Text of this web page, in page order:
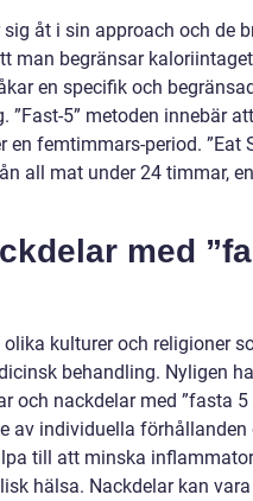
åt i sin approach och de
man begränsar
en specifik och
”Fast-5” metoden innebär
femtimmars-period. ”Eat
all mat under 24 timmar,
med
kulturer och religioner
behandling. Nyligen
och nackdelar med ”fasta 5
av individuella förhållanden
till att minska
hälsa. Nackdelar kan